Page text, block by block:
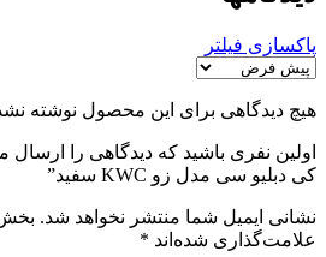
پاکسازی فیلتر
هیچ دیدگاهی برای این محصول نوشته
اولین نفری باشید که دیدگاهی را
کی دبلیو سی مدل زو KWC سفید”
نشانی ایمیل شما منتشر نخواهد شد.
علامت‌گذاری شده‌اند *